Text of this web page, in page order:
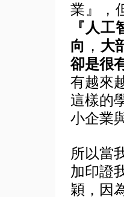
業』，
『人
向 ， 大
卻是很
有越來
這樣的
小企業
所以當
加印證
穎，因